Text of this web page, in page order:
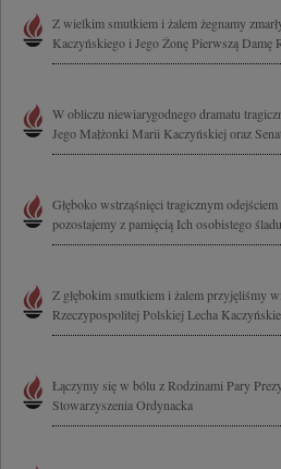
Z wielkim smutkiem i żalem żegnamy
Kaczyńskiego i Jego Żonę Pierwszą
W obliczu niewiarygodnego dramatu
Jego Małżonki Marii Kaczyńskiej oraz
Głęboko wstrząśnięci tragicznym
pozostajemy z pamięcią Ich osobistego
Z głębokim smutkiem i żalem przyjęliśmy
Rzeczypospolitej Polskiej Lecha
Łączymy się w bólu z Rodzinami Pary
Stowarzyszenia Ordynacka